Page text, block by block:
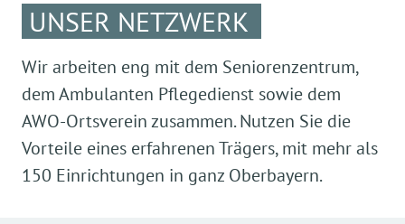
UNSER NETZWERK
Wir arbeiten eng mit dem Seniorenzentrum,
dem Ambulanten Pflegedienst sowie dem
AWO-Ortsverein zusammen. Nutzen Sie die
Vorteile eines erfahrenen Trägers, mit mehr als
150 Einrichtungen in ganz Oberbayern.